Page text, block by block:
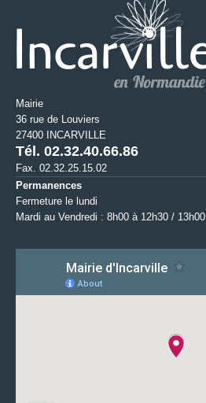
Mairie
36 rue de Louviers
27400 INCARVILLE
Tél. 02.32.40.66.86
Fax. 02.32.25.15.02
Permanences
Fermeture le lundi
Mardi au Vendredi : 8h00 à 12h30 /